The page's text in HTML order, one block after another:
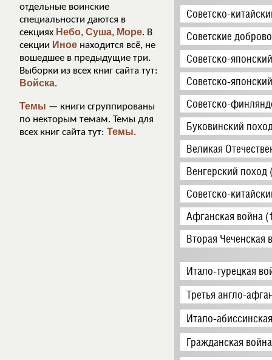
отдельные воинские
специальности даются в
секциях Небо, Суша, Море. В
секции Иное находится всё, не
вошедшее в предыдущие три.
Выборки из всех книг сайта тут:
Войска.
Темы — книги сгруппированы
по некторым темам. Темы для
всех книг сайта тут: Темы.
Советско-
Советские
Советско-
Советско-
Советско-
Буковинский
Великая
Венгерский поход
Советско-
Афганская война
Вторая
Итало-турецкая
Третья англо-
Итало-
Гражданская